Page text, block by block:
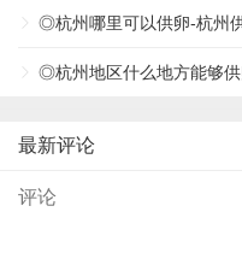
◎杭州哪里可以供卵-杭州
◎杭州地区什么地方能够
最新评论